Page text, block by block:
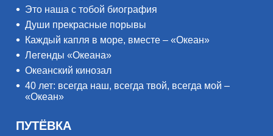
Это наша с тобой биография
Души прекрасные порывы
Каждый капля в море, вместе – «Океан»
Легенды «Океана»
Океанский кинозал
40 лет: всегда наш, всегда твой, всегда мой –
«Океан»
ПУТЁВКА